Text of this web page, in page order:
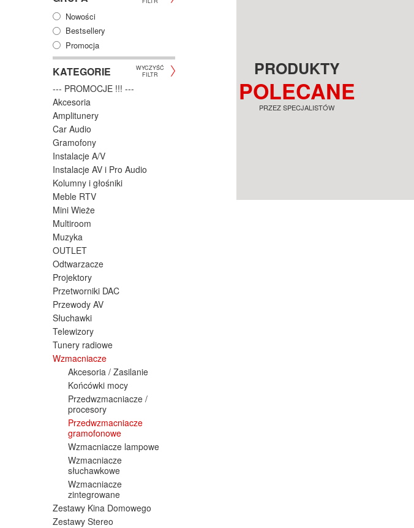
Nowości
Bestsellery
Promocja
KATEGORIE
WYCZYŚĆ
FILTR
--- PROMOCJE !!! ---
Akcesoria
Amplitunery
Car Audio
Gramofony
Instalacje A/V
Instalacje AV i Pro Audio
Kolumny i głośniki
Meble RTV
Mini Wieże
Multiroom
Muzyka
OUTLET
Odtwarzacze
Projektory
Przetworniki DAC
Przewody AV
Słuchawki
Telewizory
Tunery radiowe
Wzmacniacze
Akcesoria / Zasilanie
Końcówki mocy
Przedwzmacniacze /
procesory
Przedwzmacniacze
gramofonowe
Wzmacniacze lampowe
Wzmacniacze
słuchawkowe
Wzmacniacze
zintegrowane
Zestawy Kina Domowego
Zestawy Stereo
PRODUKTY
POLECANE
PRZEZ SPECJALISTÓW